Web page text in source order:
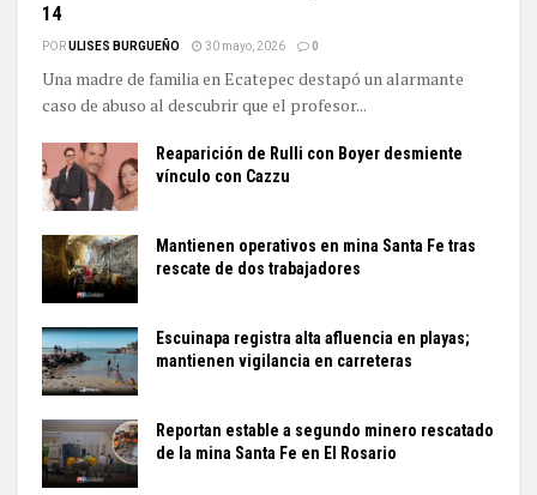
14
PORULISES BURGUEÑO 30 mayo, 2026 0
Una madre de familia en Ecatepec destapó un alarmante
caso de abuso al descubrir que el profesor...
Reaparición de Rulli con Boyer desmiente
vínculo con Cazzu
Mantienen operativos en mina Santa Fe tras
rescate de dos trabajadores
Escuinapa registra alta afluencia en playas;
mantienen vigilancia en carreteras
Reportan estable a segundo minero rescatado
de la mina Santa Fe en El Rosario